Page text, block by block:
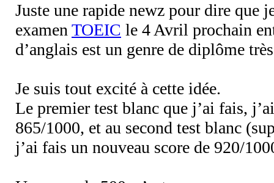
Juste une rapide newz pour dire que
examen TOEIC le 4 Avril prochain
d’anglais est un genre de diplôme
Je suis tout excité à cette idée.
Le premier test blanc que j’ai fais,
865/1000, et au second test blanc
j’ai fais un nouveau score de 920/